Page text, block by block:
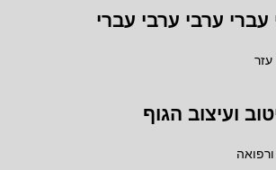
עברי ערבי ערבי עברי
ועיצוב הגוף